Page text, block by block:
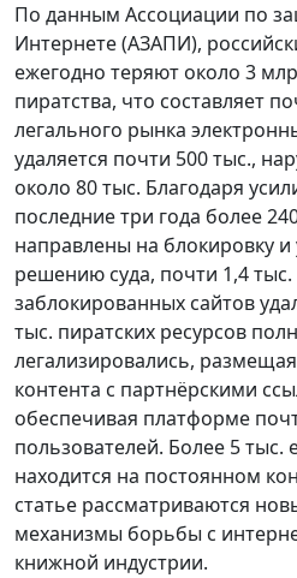
По данным Ассоциации по
Интернете (АЗАПИ),
ежегодно теряют около 3
пиратства, что составляет
легального рынка
удаляется почти 500 тыс.,
около 80 тыс. Благодаря
последние три года более
направлены на блокировку и
решению суда, почти 1,4
заблокированных сайтов
тыс. пиратских ресурсов
легализировались,
контента с партнёрскими
обеспечивая платформе
пользователей. Более 5 тыс.
находится на постоянном
статье рассматриваются
механизмы борьбы с
книжной индустрии.